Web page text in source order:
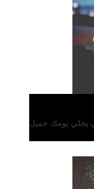
يخلي يومك جميل